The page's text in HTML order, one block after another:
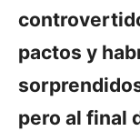
pactos y
pero al final